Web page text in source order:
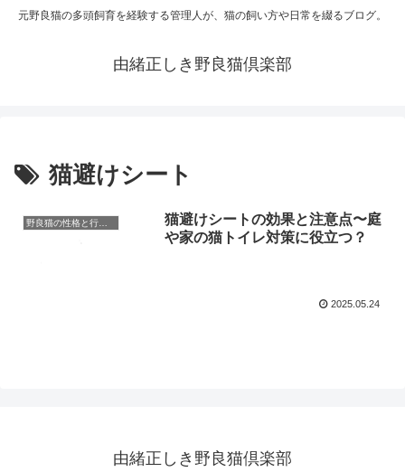
元野良猫の多頭飼育を経験する管理人が、猫の飼い方や日常を綴るブログ。
由緒正しき野良猫倶楽部
猫避けシート
野良猫の性格と行動理解
猫避けシートの効果と注意点〜庭
や家の猫トイレ対策に役立つ？
2025.05.24
由緒正しき野良猫倶楽部